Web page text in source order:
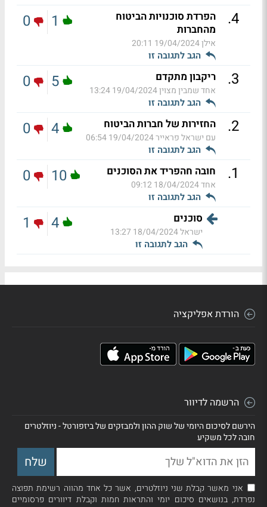
4
.
הפרדת סוכנויות הביטוח
מהחברות
אילן19/04/2024 20:11
הגב לתגובה זו
1
0
3
. ריקבון מתקדם
אחד שמבין מצוין19/04/2024 13:24
הגב לתגובה זו
5
0
2
. החזירות של חברות הביטוח
עם ישראל פראייר19/04/2024 06:54
הגב לתגובה זו
4
0
1
. חובה חהפריד את הסוכנים
אחד18/04/2024 09:12
הגב לתגובה זו
10
0
סוכנים
ישראל18/04/2024 13:27
הגב לתגובה זו
4
1
הורדת אפליקציה
הרשמה לדיוור
הירשם לסיכום היומי של שוק ההון ולמבזקים של ביזפורטל - ניוזלטרים
חובה לכל משקיע
אני מאשר קבלת שני ניוזלטרים, אשר כל אחד מהווה רשימת תפוצה
נפרדת, בנושאים סיכום יומי והתראות חמות וקבלת דיוורים פרסומיים